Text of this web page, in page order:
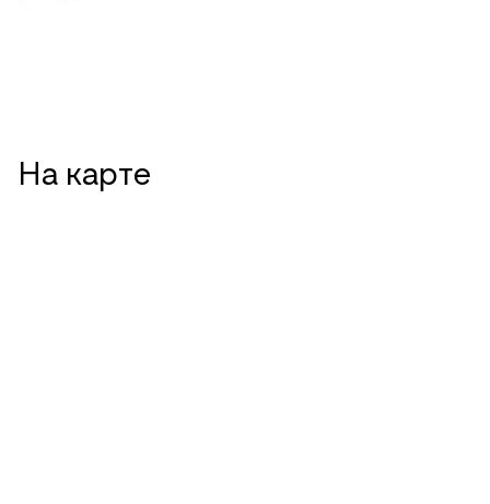
На карте